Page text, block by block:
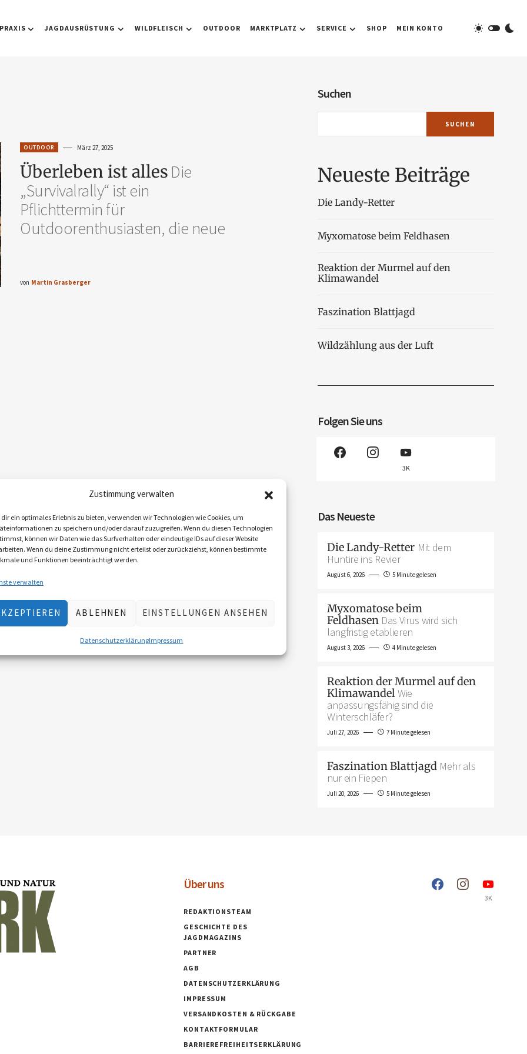
Zustimmung verwalten
ein optimales Erlebnis zu bieten, verwenden wir Technologien wie Cookies, um
zu speichern und/oder darauf zuzugreifen. Wenn du diesen Technologien
können wir Daten wie das Surfverhalten oder eindeutige IDs auf dieser Website
Wenn du deine Zustimmung nicht erteilst oder zurückziehst, können bestimmte
und Funktionen beeinträchtigt werden.
verwalten
ABLEHNEN EINSTELLUNGEN ANSEHEN
DatenschutzerklärungImpressum
JAGDAUSRÜSTUNG WILDFLEISCH OUTDOOR MARKTPLATZ SERVICE SHOP MEIN KONTO
OUTDOOR März 27, 2025
Überleben ist allesDie
„Survivalrally“ ist ein
Pflichttermin für
Outdoorenthusiasten, die neue
von Martin Grasberger
Suchen
SUCHEN
Neueste Beiträge
Die Landy-Retter
Myxomatose beim Feldhasen
Reaktion der Murmel auf den
Klimawandel
Faszination Blattjagd
Wildzählung aus der Luft
Folgen Sie uns
3K
Das Neueste
Die Landy-Retter Mit dem
Huntire ins Revier
August 6, 2026 5 Minute gelesen
Myxomatose beim
Feldhasen Das Virus wird sich
langfristig etablieren
August 3, 2026 4 Minute gelesen
Reaktion der Murmel auf den
KlimawandelWie
anpassungsfähig sind die
Winterschläfer?
Juli 27, 2026 7 Minute gelesen
Faszination Blattjagd Mehr als
nur ein Fiepen
Juli 20, 2026 5 Minute gelesen
Über uns
REDAKTIONSTEAM
GESCHICHTE DES
JAGDMAGAZINS
PARTNER
AGB
DATENSCHUTZERKLÄRUNG
IMPRESSUM
VERSANDKOSTEN & RÜCKGABE
KONTAKTFORMULAR
BARRIEREFREIHEITSERKLÄRUNG
3K